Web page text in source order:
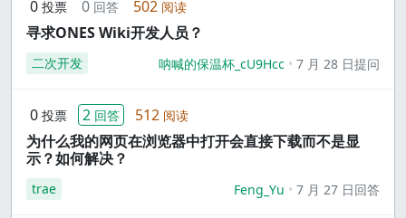
0 投票 0 回答 502 阅读
寻求ONES Wiki开发人员？
二次开发 呐喊的保温杯_cU9Hcc 7 月 28 日提问
0 投票 2 回答 512 阅读
为什么我的网页在浏览器中打开会直接下载而不是显
示？如何解决？
trae Feng_Yu 7 月 27 日回答